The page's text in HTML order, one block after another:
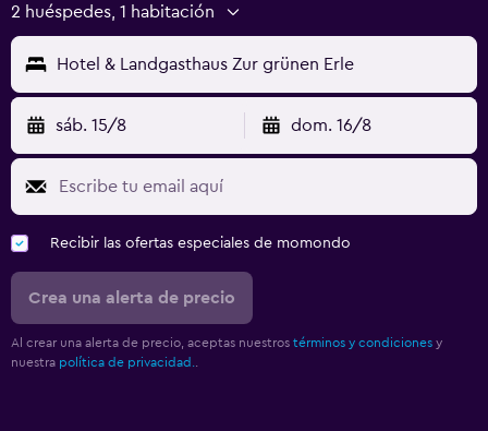
2 huéspedes, 1 habitación
Hotel & Landgasthaus Zur grünen Erle
sáb. 15/8 dom. 16/8
Recibir las ofertas especiales de momondo
Crea una alerta de precio
Al crear una alerta de precio, aceptas nuestros términos y condiciones y
nuestra política de privacidad.